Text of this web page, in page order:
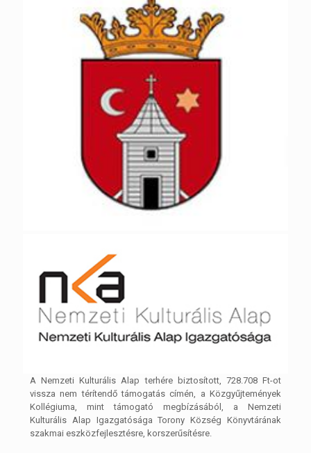
A Nemzeti Kulturális Alap terhére biztosított, 728.708 Ft-ot
vissza nem térítendő támogatás címén, a Közgyűjtemények
Kollégiuma, mint támogató megbízásából, a Nemzeti
Kulturális Alap Igazgatósága Torony Község Könyvtárának
szakmai eszközfejlesztésre, korszerűsítésre.